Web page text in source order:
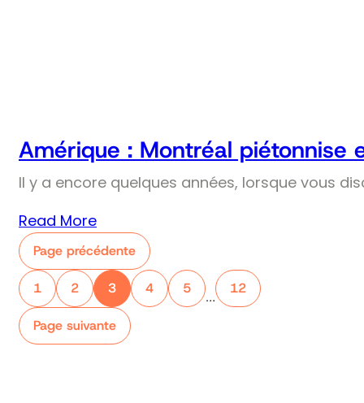
Amérique : Montréal piétonnise
Il y a encore quelques années, lorsque vous
Read More
Page précédente
1 2 3 4 5
…
12
Page suivante